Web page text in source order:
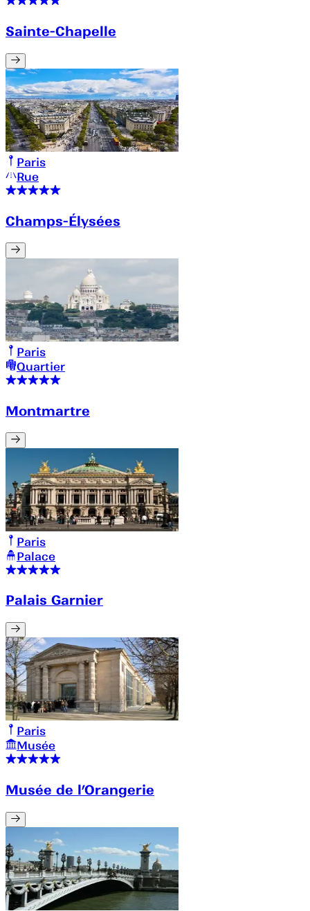
Sainte-Chapelle
Paris
Rue
Champs-Élysées
Paris
Quartier
Montmartre
Paris
Palace
Palais Garnier
Paris
Musée
Musée de l’Orangerie